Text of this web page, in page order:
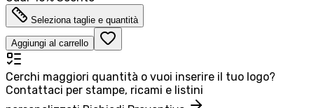
Seleziona taglie e quantità
Aggiungi al carrello
Cerchi maggiori quantità o vuoi inserire il tuo logo?
Contattaci per stampe, ricami e listini